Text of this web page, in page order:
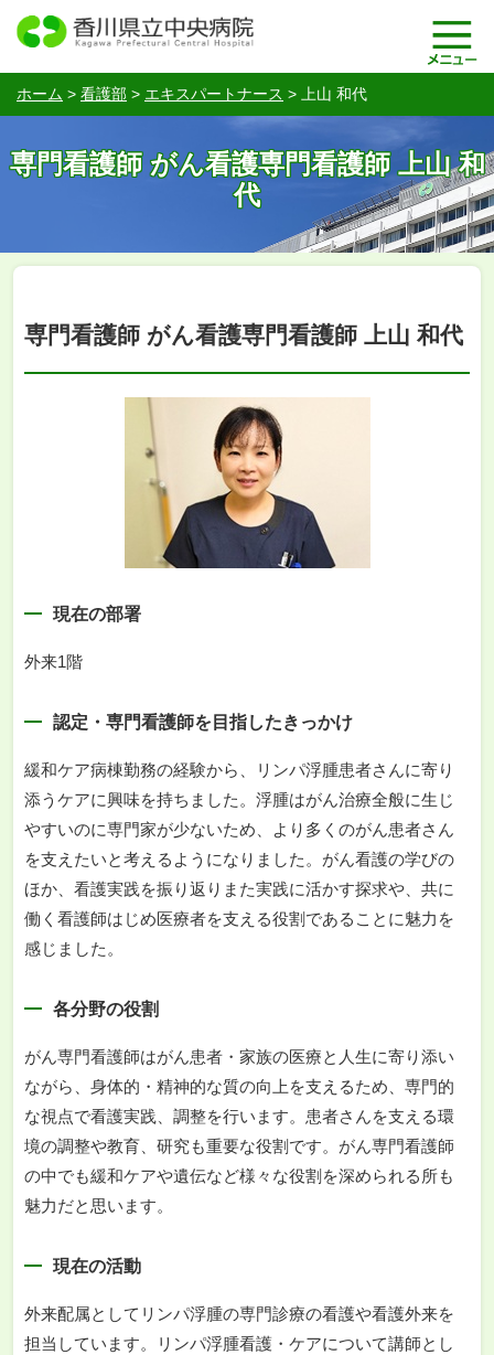
ホーム > 看護部 > エキスパートナース > 上山 和代
専門看護師 がん看護専門看護師 上山 和
代
専門看護師 がん看護専門看護師 上山 和代
現在の部署
外来1階
認定・専門看護師を目指したきっかけ
緩和ケア病棟勤務の経験から、リンパ浮腫患者さんに寄り
添うケアに興味を持ちました。浮腫はがん治療全般に生じ
やすいのに専門家が少ないため、より多くのがん患者さん
を支えたいと考えるようになりました。がん看護の学びの
ほか、看護実践を振り返りまた実践に活かす探求や、共に
働く看護師はじめ医療者を支える役割であることに魅力を
感じました。
各分野の役割
がん専門看護師はがん患者・家族の医療と人生に寄り添い
ながら、身体的・精神的な質の向上を支えるため、専門的
な視点で看護実践、調整を行います。患者さんを支える環
境の調整や教育、研究も重要な役割です。がん専門看護師
の中でも緩和ケアや遺伝など様々な役割を深められる所も
魅力だと思います。
現在の活動
外来配属としてリンパ浮腫の専門診療の看護や看護外来を
担当しています。リンパ浮腫看護・ケアについて講師とし